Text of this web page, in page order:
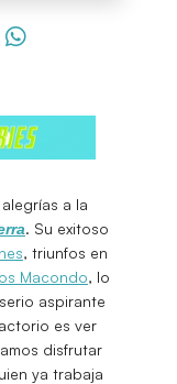
a la
. Su exitoso
, triunfos en
Macondo, lo
aspirante
es ver
disfrutar
ya trabaja